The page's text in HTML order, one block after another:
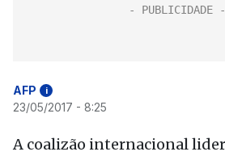
AFP i
23/05/2017 - 8:25
A coalizão internacional